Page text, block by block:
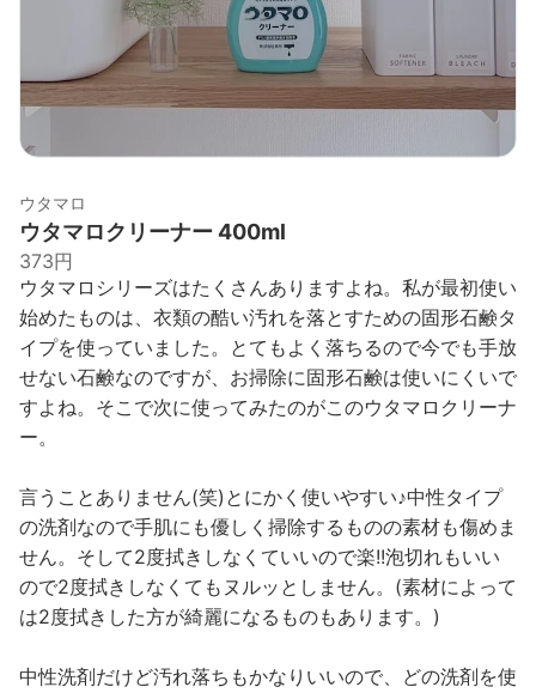
ウタマロ
ウタマロクリーナー 400ml
373円
ウタマロシリーズはたくさんありますよね。私が最初使い
始めたものは、衣類の酷い汚れを落とすための固形石鹸タ
イプを使っていました。とてもよく落ちるので今でも手放
せない石鹸なのですが、お掃除に固形石鹸は使いにくいで
すよね。そこで次に使ってみたのがこのウタマロクリーナ
ー。
言うことありません(笑)とにかく使いやすい♪中性タイプ
の洗剤なので手肌にも優しく掃除するものの素材も傷めま
せん。そして2度拭きしなくていいので楽!!泡切れもいい
ので2度拭きしなくてもヌルッとしません。(素材によって
は2度拭きした方が綺麗になるものもあります。)
中性洗剤だけど汚れ落ちもかなりいいので、どの洗剤を使